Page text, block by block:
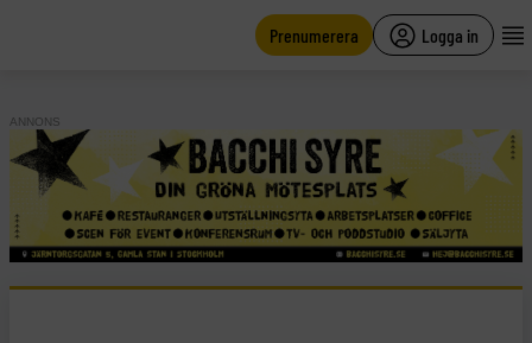
Prenumerera Logga in
ANNONS